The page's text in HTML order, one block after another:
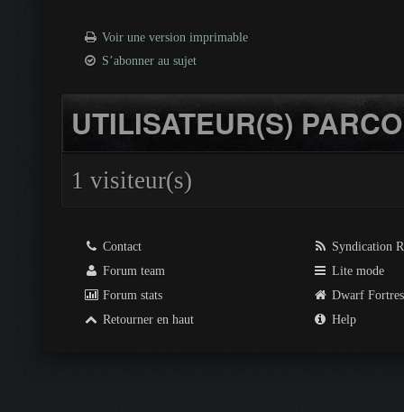
Voir une version imprimable
S’abonner au sujet
UTILISATEUR(S)
1 visiteur(s)
Contact
Forum team
Forum stats
Retourner en haut
Syndication
Lite mode
Dwarf
Help